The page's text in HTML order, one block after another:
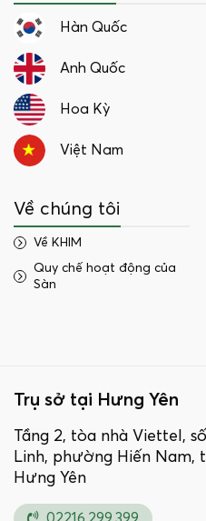
Hàn Quốc
Anh Quốc
Hoa Kỳ
Việt Nam
Về chúng tôi
Về KHIM
Quy chế hoạt động của
Sàn
Trụ sở tại Hưng Yên
Tầng 2, tòa nhà Viettel,
Linh, phường Hiến Nam,
Hưng Yên